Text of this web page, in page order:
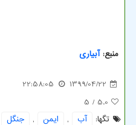
منبع:آبیاری
1399/04/22
22:58:05
5.0
/ 5
تگها:
آب , ایمن , جنگل